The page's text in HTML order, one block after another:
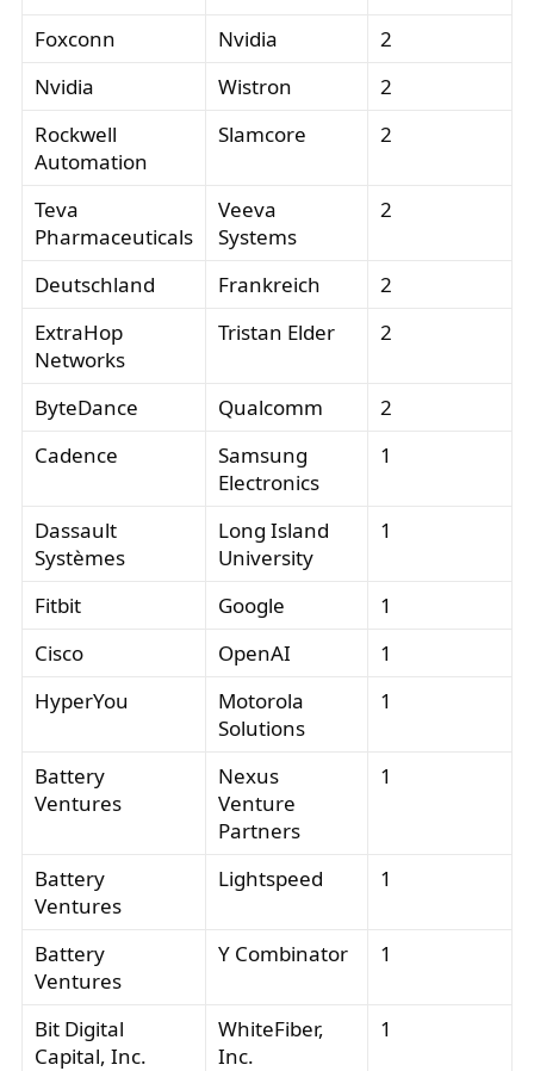
Foxconn
Nvidia
2
Nvidia
Wistron
2
Rockwell
Automation
Slamcore 2
Teva
Pharmaceuticals
Veeva
Systems
2
Deutschland Frankreich
2
ExtraHop
Networks
Tristan Elder 2
ByteDance Qualcomm
2
Cadence
Samsung
Electronics
1
Dassault
Systèmes
Long Island
University
1
Fitbit Google
1
Cisco
OpenAI
1
HyperYou
Motorola
Solutions
1
Battery
Ventures
Nexus
Venture
Partners
1
Battery
Ventures
Lightspeed 1
Battery
Ventures
Y Combinator 1
Bit Digital
Capital, Inc.
WhiteFiber,
Inc.
1